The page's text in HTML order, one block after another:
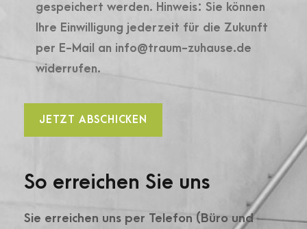
gespeichert werden. Hinweis: Sie können
Ihre Einwilligung jederzeit für die Zukunft
per E-Mail an info@traum-zuhause.de
widerrufen.
So erreichen Sie uns
Sie erreichen uns per Telefon (Büro und